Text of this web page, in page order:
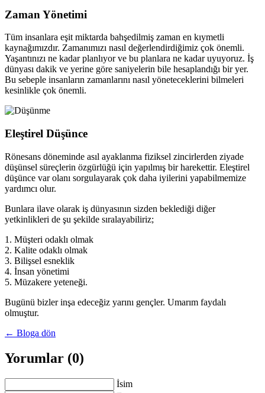
Zaman Yönetimi
Tüm insanlara eşit miktarda bahşedilmiş zaman en kıymetli
kaynağımızdır. Zamanımızı nasıl değerlendirdiğimiz çok önemli.
Yaşantınızı ne kadar planlıyor ve bu planlara ne kadar uyuyoruz. İş
dünyası dakik ve yerine göre saniyelerin bile hesaplandığı bir yer.
Bu sebeple insanların zamanlarını nasıl yöneteceklerini bilmeleri
kesinlikle çok önemli.
Eleştirel Düşünce
Rönesans döneminde asıl ayaklanma fiziksel zincirlerden ziyade
düşünsel süreçlerin özgürlüğü için yapılmış bir harekettir. Eleştirel
düşünce var olanı sorgulayarak çok daha iyilerini yapabilmemize
yardımcı olur.
Bunlara ilave olarak iş dünyasının sizden beklediği diğer
yetkinlikleri de şu şekilde sıralayabiliriz;
1. Müşteri odaklı olmak
2. Kalite odaklı olmak
3. Bilişsel esneklik
4. İnsan yönetimi
5. Müzakere yeteneği.
Bugünü bizler inşa edeceğiz yarını gençler. Umarım faydalı
olmuştur.
← Bloga dön
Yorumlar (0)
İsim